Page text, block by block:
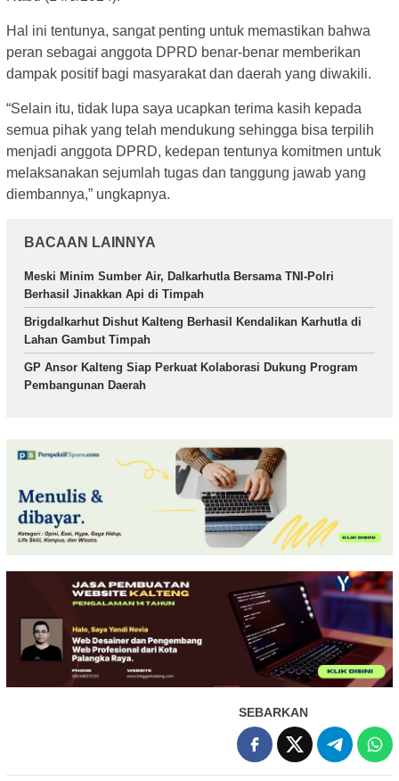
Hal ini tentunya, sangat penting untuk memastikan bahwa
peran sebagai anggota DPRD benar-benar memberikan
dampak positif bagi masyarakat dan daerah yang diwakili.
“Selain itu, tidak lupa saya ucapkan terima kasih kepada
semua pihak yang telah mendukung sehingga bisa terpilih
menjadi anggota DPRD, kedepan tentunya komitmen untuk
melaksanakan sejumlah tugas dan tanggung jawab yang
diembannya,” ungkapnya.
BACAAN LAINNYA
Meski Minim Sumber Air, Dalkarhutla Bersama TNI-Polri
Berhasil Jinakkan Api di Timpah
Brigdalkarhut Dishut Kalteng Berhasil Kendalikan Karhutla di
Lahan Gambut Timpah
GP Ansor Kalteng Siap Perkuat Kolaborasi Dukung Program
Pembangunan Daerah
SEBARKAN